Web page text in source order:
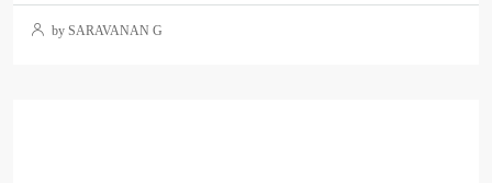
by SARAVANAN G